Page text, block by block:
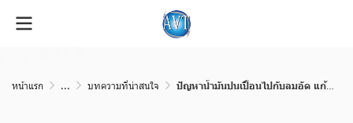
หน้าแรก ... บทความที่น่าสนใจ ปัญหาน้ำมันปนเปื้อนไปกับลมอัด แก้ไขอย่างไรดี ???